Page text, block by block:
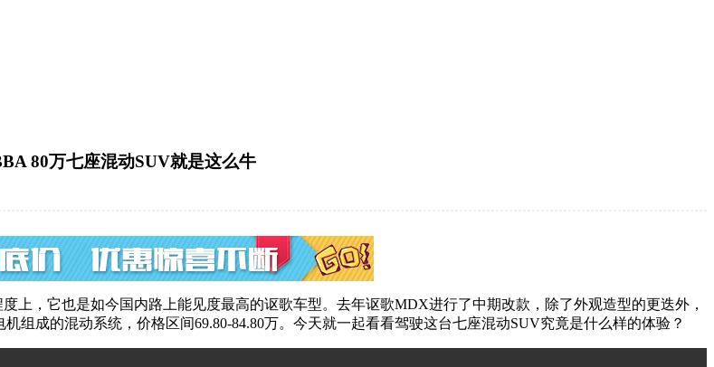
80万七座混动SUV就是这么牛
上，它也是如今国内路上能见度最高的讴歌车型。去年讴歌MDX进行了中期改款，除了外观造型的更迭外，
组成的混动系统，价格区间69.80-84.80万。今天就一起看看驾驶这台七座混动SUV究竟是什么样的体验？